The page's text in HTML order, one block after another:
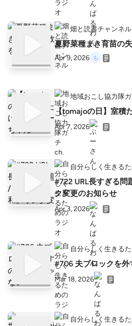
畑と読書チャンネル
夏野菜種まき育苗の
Apr 9, 2026
地域おこし協力隊
【tomajoの日】室積
Apr 7, 2026
自分らしく生きる
#722 URL長すぎる問
ク変更のお知らせ
Apr 3, 2026
自分らしく生きる
#706 夫ブロックを
Mar 18, 2026
自分らしく生きる